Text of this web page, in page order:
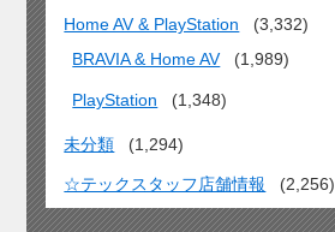
Home AV & PlayStation
(3,332)
BRAVIA & Home AV
(1,989)
PlayStation (1,348)
未分類 (1,294)
☆テックスタッフ店舗情報 (2,256)